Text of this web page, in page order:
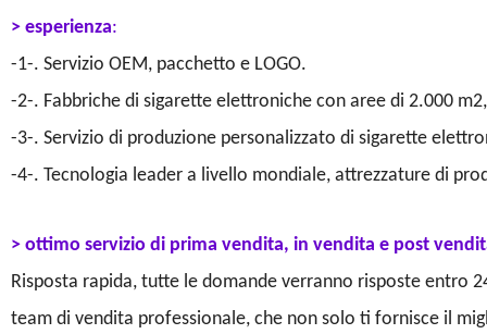
> esperienza:
-1-. Servizio OEM, pacchetto e LOGO.
-2-. Fabbriche di sigarette elettroniche con aree di 2.000
-3-. Servizio di produzione personalizzato di sigarette
-4-. Tecnologia leader a livello mondiale, attrezzature di
> ottimo servizio di prima vendita, in vendita e post
Risposta rapida, tutte le domande verranno risposte entro
team di vendita professionale, che non solo ti fornisce il